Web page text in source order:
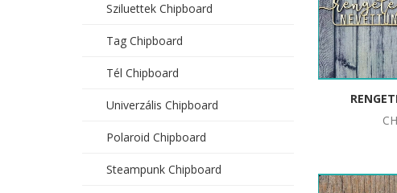
Sziluettek Chipboard
Tag Chipboard
Tél Chipboard
Univerzális Chipboard
Polaroid Chipboard
Steampunk Chipboard